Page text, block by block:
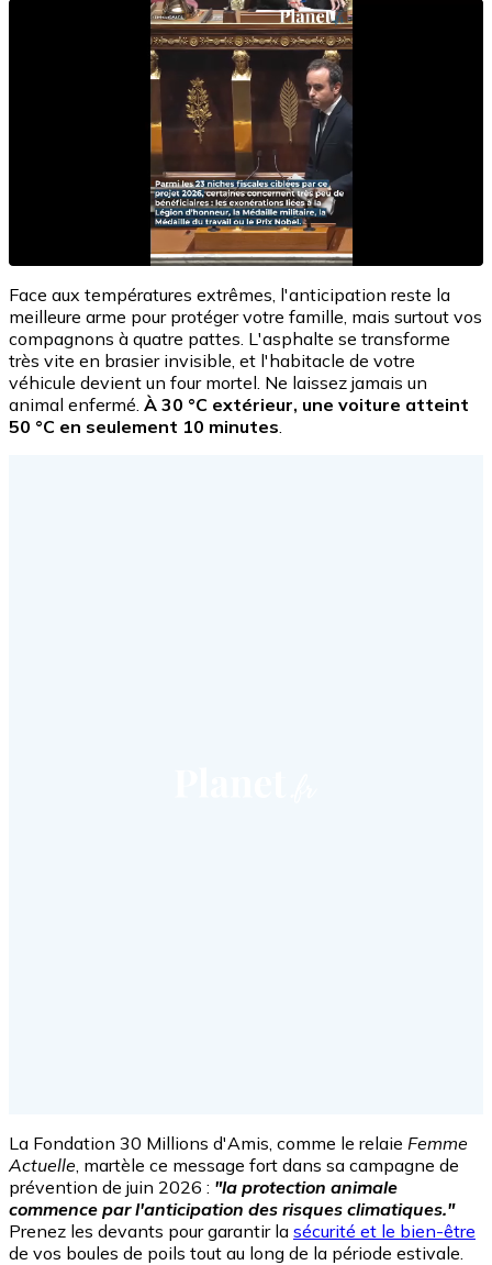
Face aux températures extrêmes, l'anticipation reste la
meilleure arme pour protéger votre famille, mais surtout vos
compagnons à quatre pattes. L'asphalte se transforme
très vite en brasier invisible, et l'habitacle de votre
véhicule devient un four mortel. Ne laissez jamais un
animal enfermé. À 30 °C extérieur, une voiture atteint
50 °C en seulement 10 minutes
La Fondation 30 Millions d'Amis, comme le relaie Femme
Actuelle , martèle ce message fort dans sa campagne de
prévention de juin 2026 : "la protection animale
commence par l'anticipation des risques climatiques."
Prenez les devants pour garantir la sécurité et le bien-être
de vos boules de poils tout au long de la période estivale.